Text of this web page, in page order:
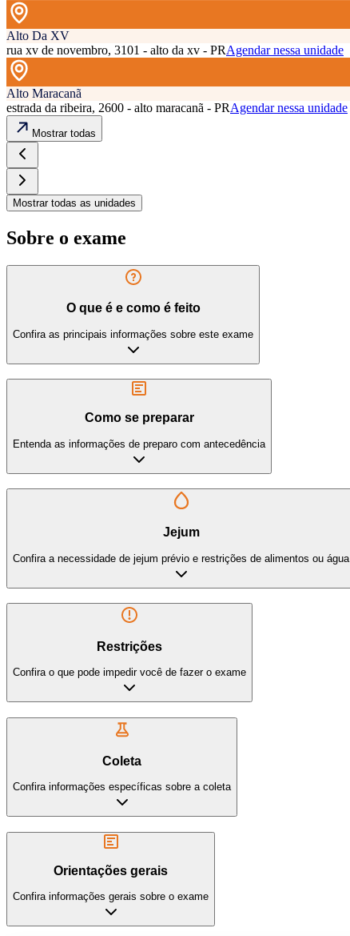
Alto Da XV
rua xv de novembro, 3101 - alto da xv - PRAgendar nessa unidade
Alto Maracanã
estrada da ribeira, 2600 - alto maracanã - PRAgendar nessa unidade
Mostrar todas
Mostrar todas as unidades
Sobre o exame
O que é e como é feito
Confira as principais informações sobre este exame
Como se preparar
Entenda as informações de preparo com antecedência
Jejum
Confira a necessidade de jejum prévio e restrições de alimentos ou água
Restrições
Confira o que pode impedir você de fazer o exame
Coleta
Confira informações específicas sobre a coleta
Orientações gerais
Confira informações gerais sobre o exame